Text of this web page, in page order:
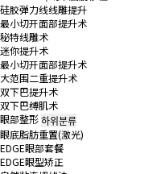
硅胶弹力线线雕提升
最小切开面部提升术
秘特线雕术
迷你提升术
最小切开面部提升术
大范围二重提升术
双下巴提升术
双下巴缚肌术
眼部整形하위분류
眼底脂肪重置(激光)
EDGE眼部套餐
EDGE眼型矫正